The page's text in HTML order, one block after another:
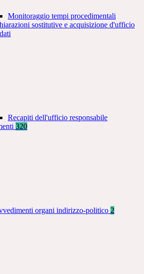
Monitoraggio tempi procedimentali
sostitutive e acquisizione d'ufficio
Recapiti dell'ufficio responsabile
320
organi indirizzo-politico 2